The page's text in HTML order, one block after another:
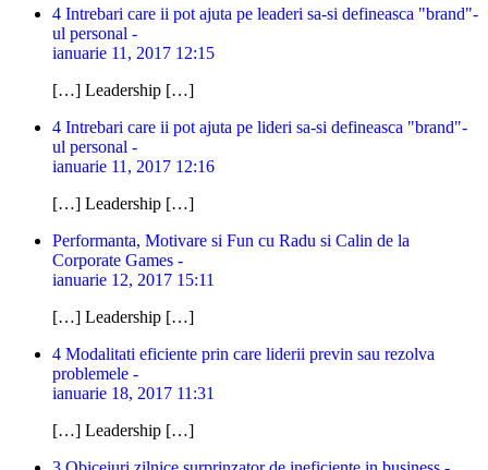
4 Intrebari care ii pot ajuta pe leaderi sa-si defineasca "brand"-
ul personal -
ianuarie 11, 2017 12:15
[…] Leadership […]
4 Intrebari care ii pot ajuta pe lideri sa-si defineasca "brand"-
ul personal -
ianuarie 11, 2017 12:16
[…] Leadership […]
Performanta, Motivare si Fun cu Radu si Calin de la
Corporate Games -
ianuarie 12, 2017 15:11
[…] Leadership […]
4 Modalitati eficiente prin care liderii previn sau rezolva
problemele -
ianuarie 18, 2017 11:31
[…] Leadership […]